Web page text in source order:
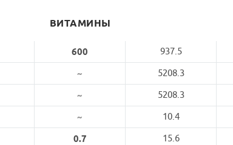
ВИТАМИНЫ
600 937.5
~ 5208.3
~ 5208.3
~ 10.4
0.7 15.6